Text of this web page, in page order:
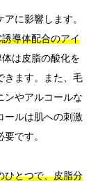
に影響します。
導体配合のアイ
は皮脂の酸化を
きます。また、毛
ンやアルコールな
ールは肌への刺激
です。
ひとつで、皮脂分